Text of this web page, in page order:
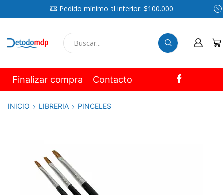
Pedido mínimo al interior: $100.000
Finalizar compra Contacto
INICIO LIBRERIA PINCELES